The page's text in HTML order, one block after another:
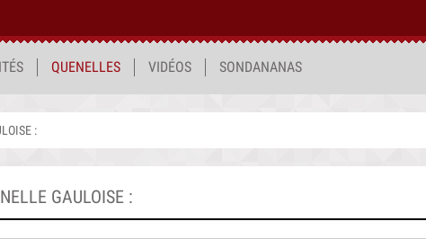
QUENELLES VIDÉOS SONDANANAS
:
GAULOISE :